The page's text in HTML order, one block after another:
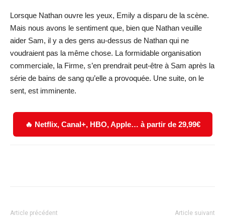
Lorsque Nathan ouvre les yeux, Emily a disparu de la scène.
Mais nous avons le sentiment que, bien que Nathan veuille
aider Sam, il y a des gens au-dessus de Nathan qui ne
voudraient pas la même chose. La formidable organisation
commerciale, la Firme, s’en prendrait peut-être à Sam après la
série de bains de sang qu’elle a provoquée. Une suite, on le
sent, est imminente.
🔥 Netflix, Canal+, HBO, Apple… à partir de 29,99€
Article précédent Article suivant